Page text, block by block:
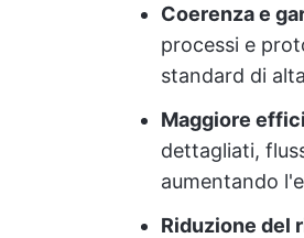
Coerenza e
processi e
standard di
Maggiore
dettagliati,
aumentando
Riduzione del